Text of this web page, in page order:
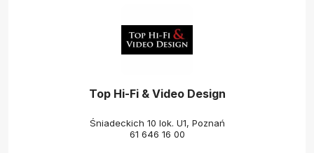
Top Hi-Fi & Video Design
Śniadeckich 10 lok. U1, Poznań
61 646 16 00